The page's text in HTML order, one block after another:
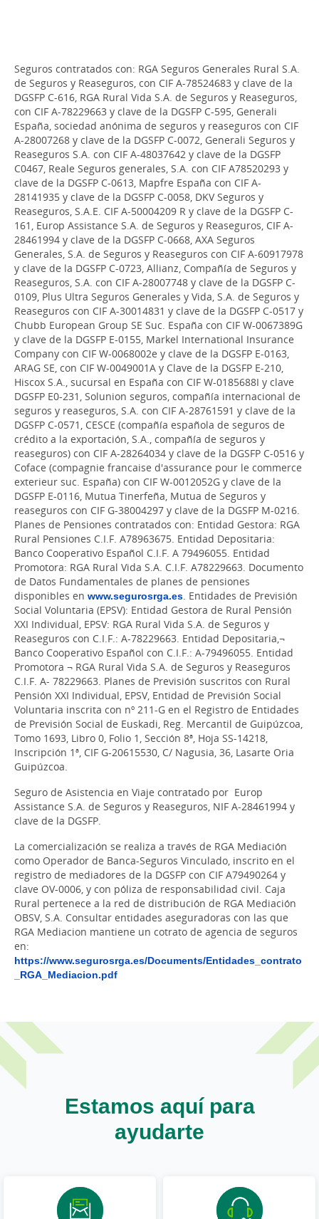
Seguros contratados con: RGA Seguros Generales Rural S.A.
de Seguros y Reaseguros, con CIF A-78524683 y clave de la
DGSFP C-616, RGA Rural Vida S.A. de Seguros y Reaseguros,
con CIF A-78229663 y clave de la DGSFP C-595, Generali
España, sociedad anónima de seguros y reaseguros con CIF
A-28007268 y clave de la DGSFP C-0072, Generali Seguros y
Reaseguros S.A. con CIF A-48037642 y clave de la DGSFP
C0467, Reale Seguros generales, S.A. con CIF A78520293 y
clave de la DGSFP C-0613, Mapfre España con CIF A-
28141935 y clave de la DGSFP C-0058, DKV Seguros y
Reaseguros, S.A.E. CIF A-50004209 R y clave de la DGSFP C-
161, Europ Assistance S.A. de Seguros y Reaseguros, CIF A-
28461994 y clave de la DGSFP C-0668, AXA Seguros
Generales, S.A. de Seguros y Reaseguros con CIF A-60917978
y clave de la DGSFP C-0723, Allianz, Compañía de Seguros y
Reaseguros, S.A. con CIF A-28007748 y clave de la DGSFP C-
0109, Plus Ultra Seguros Generales y Vida, S.A. de Seguros y
Reaseguros con CIF A-30014831 y clave de la DGSFP C-0517 y
Chubb European Group SE Suc. España con CIF W-0067389G
y clave de la DGSFP E-0155, Markel International Insurance
Company con CIF W-0068002e y clave de la DGSFP E-0163,
ARAG SE, con CIF W-0049001A y Clave de la DGSFP E-210,
Hiscox S.A., sucursal en España con CIF W-0185688I y clave
DGSFP E0-231, Solunion seguros, compañía internacional de
seguros y reaseguros, S.A. con CIF A-28761591 y clave de la
DGSFP C-0571, CESCE (compañía española de seguros de
crédito a la exportación, S.A., compañía de seguros y
reaseguros) con CIF A-28264034 y clave de la DGSFP C-0516 y
Coface (compagnie francaise d'assurance pour le commerce
exterieur suc. España) con CIF W-0012052G y clave de la
DGSFP E-0116, Mutua Tinerfeña, Mutua de Seguros y
reaseguros con CIF G-38004297 y clave de la DGSFP M-0216.
Planes de Pensiones contratados con: Entidad Gestora: RGA
Rural Pensiones C.I.F. A78963675. Entidad Depositaria:
Banco Cooperativo Español C.I.F. A 79496055. Entidad
Promotora: RGA Rural Vida S.A. C.I.F. A78229663. Documento
de Datos Fundamentales de planes de pensiones
disponibles en www.segurosrga.es . Entidades de Previsión
Social Voluntaria (EPSV): Entidad Gestora de Rural Pensión
XXI Individual, EPSV: RGA Rural Vida S.A. de Seguros y
Reaseguros con C.I.F.: A-78229663. Entidad Depositaria,¬
Banco Cooperativo Español con C.I.F.: A-79496055. Entidad
Promotora ¬ RGA Rural Vida S.A. de Seguros y Reaseguros
C.I.F. A- 78229663. Planes de Previsión suscritos con Rural
Pensión XXI Individual, EPSV, Entidad de Previsión Social
Voluntaria inscrita con nº 211-G en el Registro de Entidades
de Previsión Social de Euskadi, Reg. Mercantil de Guipúzcoa,
Tomo 1693, Libro 0, Folio 1, Sección 8ª, Hoja SS-14218,
Inscripción 1ª, CIF G-20615530, C/ Nagusia, 36, Lasarte Oria
Guipúzcoa.
Seguro de Asistencia en Viaje contratado por Europ
Assistance S.A. de Seguros y Reaseguros, NIF A-28461994 y
clave de la DGSFP.
La comercialización se realiza a través de RGA Mediación
como Operador de Banca-Seguros Vinculado, inscrito en el
registro de mediadores de la DGSFP con CIF A79490264 y
clave OV-0006, y con póliza de responsabilidad civil. Caja
Rural pertenece a la red de distribución de RGA Mediación
OBSV, S.A. Consultar entidades aseguradoras con las que
RGA Mediacion mantiene un cotrato de agencia de seguros
en:
https://www.segurosrga.es/Documents/Entidades_contrato
_RGA_Mediacion.pdf
Estamos aquí para
ayudarte